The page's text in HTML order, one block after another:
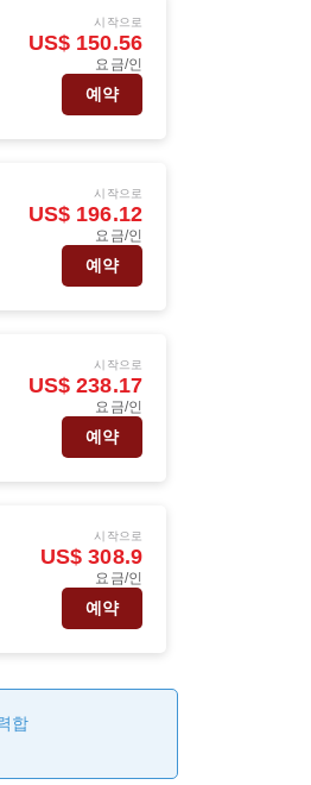
시작으로
US$ 150.56
요금/인
예약
시작으로
US$ 196.12
요금/인
예약
시작으로
US$ 238.17
요금/인
예약
시작으로
US$ 308.9
요금/인
예약
합